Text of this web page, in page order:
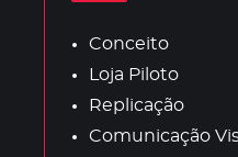
Conceito
Loja Piloto
Replicação
Comunicação